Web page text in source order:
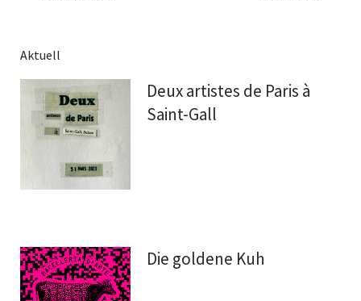
Aktuell
Deux artistes de Paris à
Saint-Gall
Die goldene Kuh